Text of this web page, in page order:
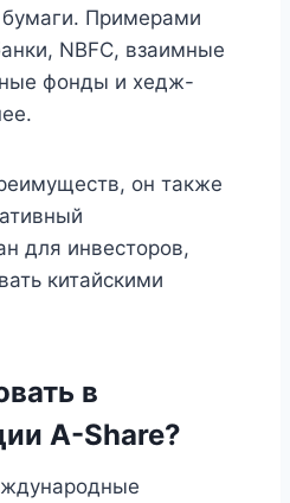
Примерами
NBFC, взаимные
фонды и хедж-
он также
для инвесторов,
китайскими
в
A-Share?